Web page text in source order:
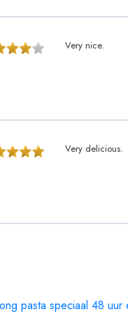
Very nice.
Very delicious.
pasta speciaal 48